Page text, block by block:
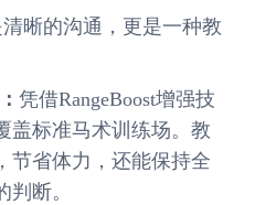
晰的沟通，更是一种教
凭借RangeBoost增强技
盖标准马术训练场。教
节省体力，还能保持全
断。